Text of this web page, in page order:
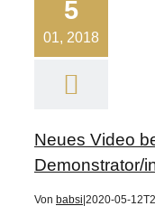
5
01, 2018
Neues Video
Demonstrator/
Von babsi 2020-05-